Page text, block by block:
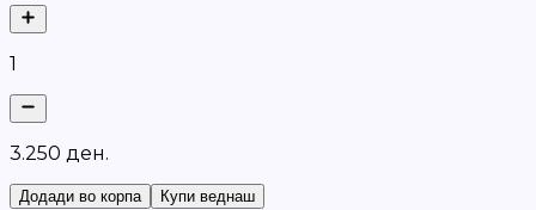
1
3.250 ден.
Додади во корпа Купи веднаш